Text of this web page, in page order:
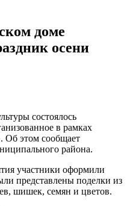
доме
осени
состоялось
в рамках
Об этом сообщает
района.
участники оформили
представлены поделки из
шишек, семян и цветов.